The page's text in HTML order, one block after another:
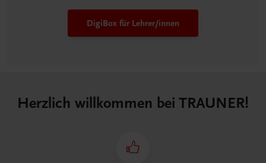
DigiBox für Lehrer/innen
Herzlich willkommen bei TRAUNER!